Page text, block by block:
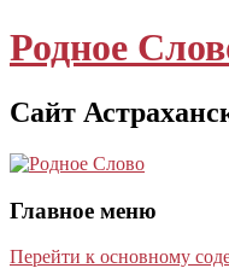
Родное
Сайт
Главное меню
Перейти к основному